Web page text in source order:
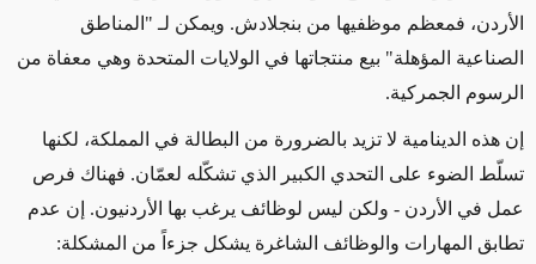
الأردن، فمعظم موظفيها من بنجلادش. ويمكن لـ "المناطق
الصناعية المؤهلة" بيع منتجاتها في الولايات المتحدة وهي معفاة من
الرسوم الجمركية.
إن هذه الدينامية لا تزيد بالضرورة من البطالة في المملكة، لكنها
تسلّط الضوء على التحدي الكبير الذي تشكّله لعمّان. فهناك فرص
عمل في الأردن - ولكن ليس لوظائف يرغب بها الأردنيون. إن عدم
تطابق المهارات والوظائف الشاغرة يشكل جزءاً من المشكلة: